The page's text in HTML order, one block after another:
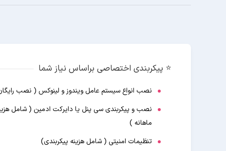
⭐️ پیکربندی اختصاصی براساس نیاز شما
نصب انواع سیستم عامل ویندوز و لینوکس ( نصب
نصب و پیکربندی سی پنل یا دایرکت ادمین ( شامل
ماهانه )
تنظیمات امنیتی ( شامل هزینه پیکربندی)